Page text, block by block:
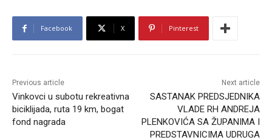
Facebook X Pinterest
Previous article
Vinkovci u subotu rekreativna
biciklijada, ruta 19 km, bogat
fond nagrada
Next article
SASTANAK PREDSJEDNIKA
VLADE RH ANDREJA
PLENKOVIĆA SA ŽUPANIMA I
PREDSTAVNICIMA UDRUGA